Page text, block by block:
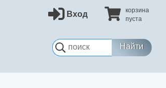
Найти
Вход
корзина
пуста